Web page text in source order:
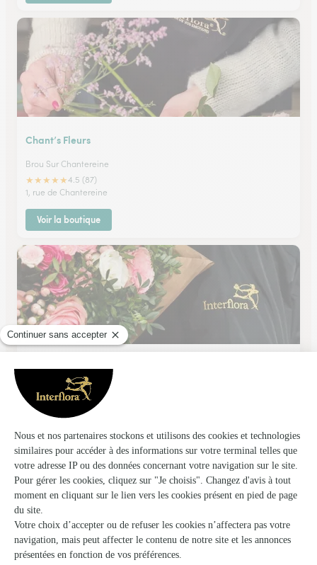
Chant’s Fleurs
Brou Sur Chantereine
★★★★★4.5 (87)
1, rue de Chantereine
Voir la boutique
Bambou Fleurs
Meaux
★★
4.9 (106)
4, rue Notre Dame
Voir la boutique